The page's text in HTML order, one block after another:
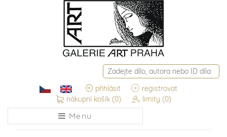
přihlásit
registrovat
nákupní košík (0) limity (0)
Menu